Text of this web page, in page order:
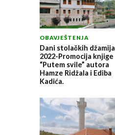
OBAVJEŠTENJA
Dani stolačkih džamija
2022-Promocija knjige
“Putem svile” autora
Hamze Ridžala i Ediba
Kadića.